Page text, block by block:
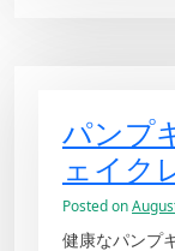
パンプ
ェイク
Posted on
健康なパンプ